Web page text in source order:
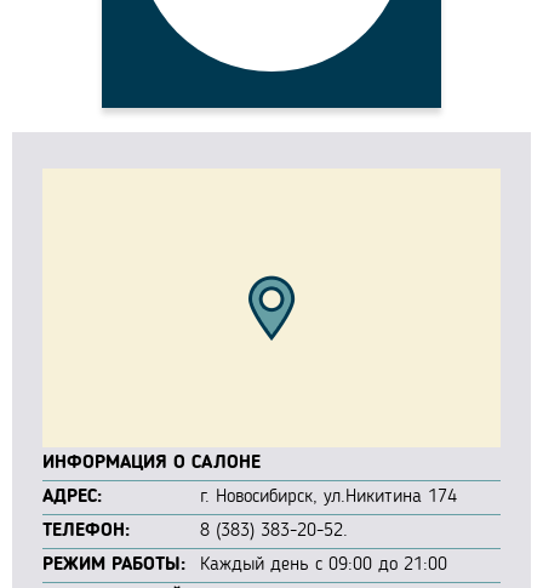
ИНФОРМАЦИЯ О САЛОНЕ
АДРЕС:
г. Новосибирск, ул.Никитина 174
ТЕЛЕФОН:
8 (383) 383-20-52.
РЕЖИМ РАБОТЫ:
Каждый день с 09:00 до 21:00